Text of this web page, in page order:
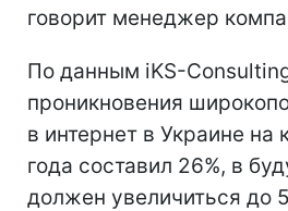
говорит менеджер
По данным iKS-
проникновения
в интернет в Украине на
года составил 26%, в
должен увеличиться до